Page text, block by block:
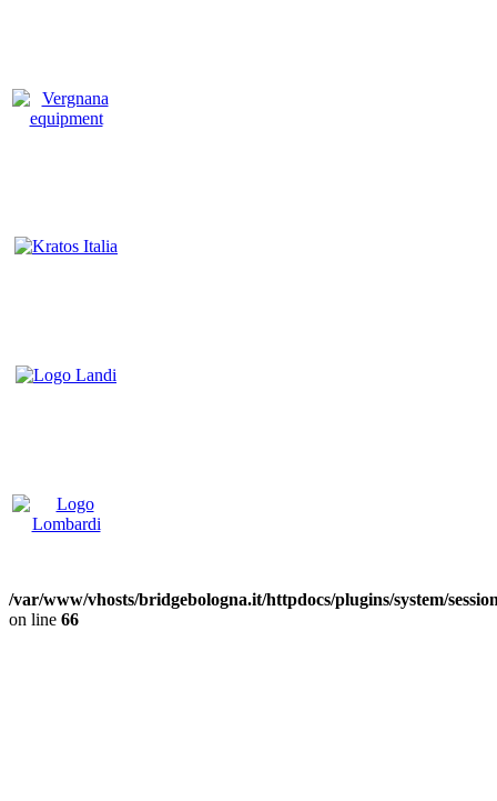
/var/www/vhosts/bridgebologna.it/httpdocs/plugins/system/
on line 66